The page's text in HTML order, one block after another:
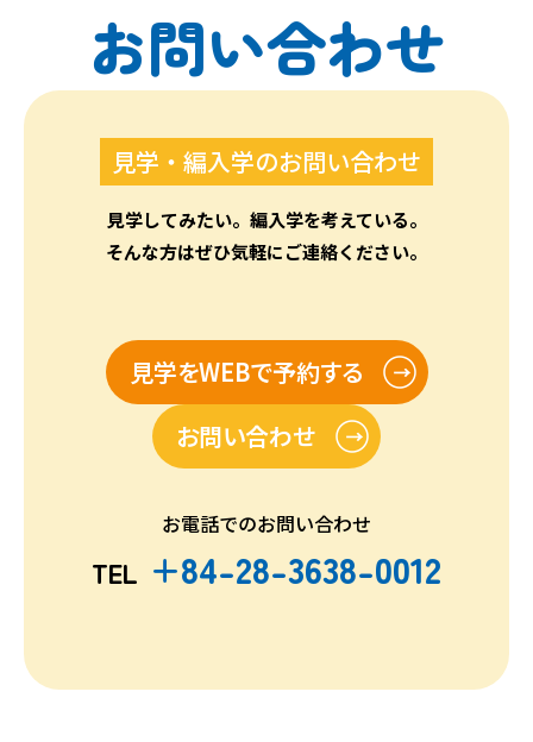
お問い合わせ
見学・編入学のお問い合わせ
見学してみたい。編入学を考えている。
そんな方はぜひ気軽にご連絡ください。
見学をWEBで予約する
お問い合わせ
お電話でのお問い合わせ
TEL +84-28-3638-0012